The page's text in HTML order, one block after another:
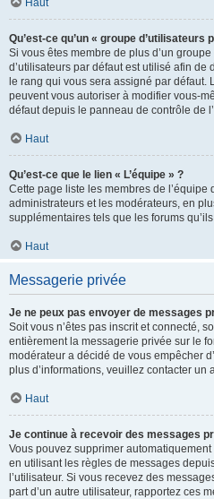
Haut
Qu’est-ce qu’un « groupe d’utilisateurs
Si vous êtes membre de plus d’un
d’utilisateurs par défaut est utilisé afin
le rang qui vous sera assigné par défaut.
peuvent vous autoriser à modifier vous-
défaut depuis le panneau de contrôle de
Haut
Qu’est-ce que le lien « L’équipe » ?
Cette page liste les membres de l’équipe
administrateurs et les modérateurs, en
supplémentaires tels que les forums
Haut
Messagerie privée
Je ne peux pas envoyer de messages
Soit vous n’êtes pas inscrit et connecté,
entièrement la messagerie privée sur le
modérateur a décidé de vous empêcher
plus d’informations, veuillez contacter un
Haut
Je continue à recevoir des messages
Vous pouvez supprimer
en utilisant les règles de messages
l’utilisateur. Si vous recevez des
part d’un autre utilisateur, rapportez ces